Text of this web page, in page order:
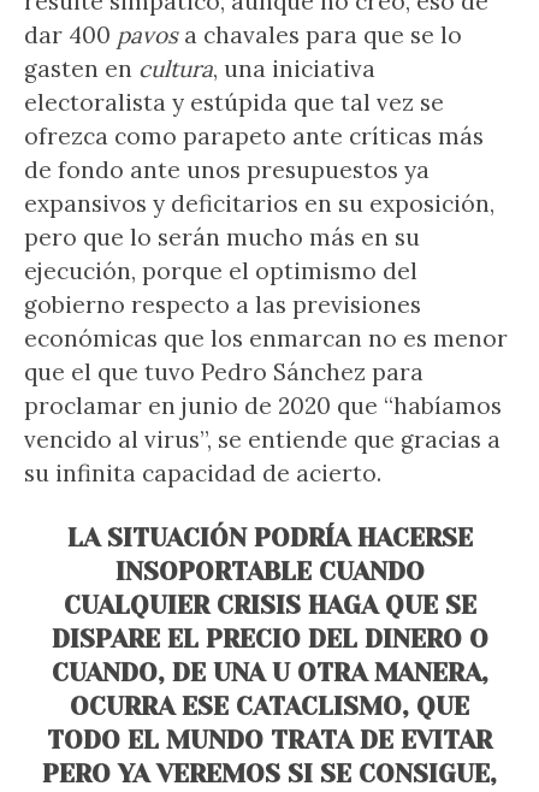
dar 400 pavosa chavales para que se lo
gasten en cultura, una iniciativa
electoralista y estúpida que tal vez se
ofrezca como parapeto ante críticas más
de fondo ante unos presupuestos ya
expansivos y deficitarios en su exposición,
pero que lo serán mucho más en su
ejecución, porque el optimismo del
gobierno respecto a las previsiones
económicas que los enmarcan no es menor
que el que tuvo Pedro Sánchez para
proclamar en junio de 2020 que “habíamos
vencido al virus”, se entiende que gracias a
su infinita capacidad de acierto.
LA SITUACIÓN PODRÍA HACERSE
INSOPORTABLE CUANDO
CUALQUIER CRISIS HAGA QUE SE
DISPARE EL PRECIO DEL DINERO O
CUANDO, DE UNA U OTRA MANERA,
OCURRA ESE CATACLISMO, QUE
TODO EL MUNDO TRATA DE EVITAR
PERO YA VEREMOS SI SE CONSIGUE,